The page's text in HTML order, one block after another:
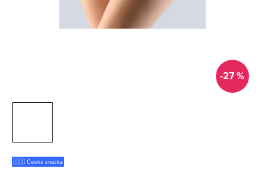
-27 %
🇨🇿 Česká značka